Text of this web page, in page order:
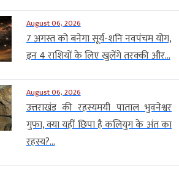
August 06, 2026
7 अगस्त को बनेगा सूर्य-शनि नवपंचम योग,
इन 4 राशियों के लिए खुलेंगे तरक्की और...
August 06, 2026
उत्तराखंड की रहस्यमयी पाताल भुवनेश्वर
गुफा, क्या यहीं छिपा है कलियुग के अंत का
रहस्य?...